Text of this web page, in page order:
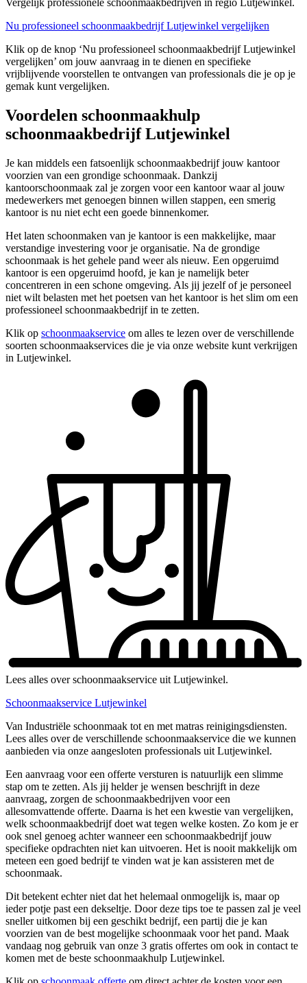
Vergelijk professionele schoonmaakbedrijven in regio Lutjewinkel.
Nu professioneel schoonmaakbedrijf Lutjewinkel vergelijken
Klik op de knop ‘Nu professioneel schoonmaakbedrijf Lutjewinkel
vergelijken’ om jouw aanvraag in te dienen en specifieke
vrijblijvende voorstellen te ontvangen van professionals die je op je
gemak kunt vergelijken.
Voordelen schoonmaakhulp
schoonmaakbedrijf Lutjewinkel
Je kan middels een fatsoenlijk schoonmaakbedrijf jouw kantoor
voorzien van een grondige schoonmaak. Dankzij
kantoorschoonmaak zal je zorgen voor een kantoor waar al jouw
medewerkers met genoegen binnen willen stappen, een smerig
kantoor is nu niet echt een goede binnenkomer.
Het laten schoonmaken van je kantoor is een makkelijke, maar
verstandige investering voor je organisatie. Na de grondige
schoonmaak is het gehele pand weer als nieuw. Een opgeruimd
kantoor is een opgeruimd hoofd, je kan je namelijk beter
concentreren in een schone omgeving. Als jij jezelf of je personeel
niet wilt belasten met het poetsen van het kantoor is het slim om een
professioneel schoonmaakbedrijf in te zetten.
Klik op schoonmaakservice om alles te lezen over de verschillende
soorten schoonmaakservices die je via onze website kunt verkrijgen
in Lutjewinkel.
Lees alles over schoonmaakservice uit Lutjewinkel.
Schoonmaakservice Lutjewinkel
Van Industriële schoonmaak tot en met matras reinigingsdiensten.
Lees alles over de verschillende schoonmaakservice die we kunnen
aanbieden via onze aangesloten professionals uit Lutjewinkel.
Een aanvraag voor een offerte versturen is natuurlijk een slimme
stap om te zetten. Als jij helder je wensen beschrijft in deze
aanvraag, zorgen de schoonmaakbedrijven voor een
allesomvattende offerte. Daarna is het een kwestie van vergelijken,
welk schoonmaakbedrijf doet wat tegen welke kosten. Zo kom je er
ook snel genoeg achter wanneer een schoonmaakbedrijf jouw
specifieke opdrachten niet kan uitvoeren. Het is nooit makkelijk om
meteen een goed bedrijf te vinden wat je kan assisteren met de
schoonmaak.
Dit betekent echter niet dat het helemaal onmogelijk is, maar op
ieder potje past een dekseltje. Door deze tips toe te passen zal je veel
sneller uitkomen bij een geschikt bedrijf, een partij die je kan
voorzien van de best mogelijke schoonmaak voor het pand. Maak
vandaag nog gebruik van onze 3 gratis offertes om ook in contact te
komen met de beste schoonmaakhulp Lutjewinkel.